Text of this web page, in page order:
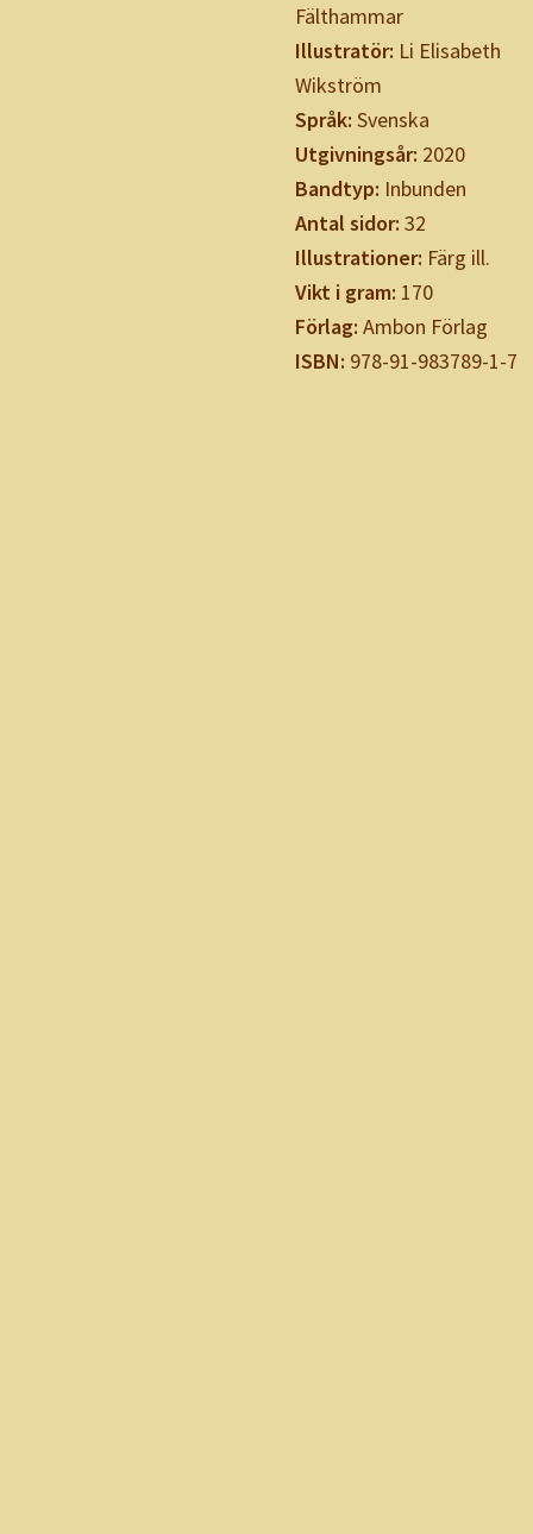
Fälthammar
Illustratör: Li Elisabeth
Wikström
Språk: Svenska
Utgivningsår: 2020
Bandtyp: Inbunden
Antal sidor: 32
Illustrationer: Färg ill.
Vikt i gram: 170
Förlag: Ambon Förlag
ISBN: 978-91-983789-1-7